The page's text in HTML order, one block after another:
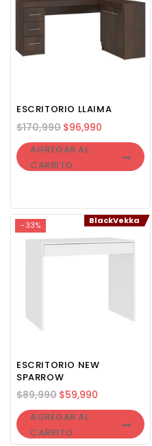
ESCRITORIO LLAIMA
$170,990 $96,990
AGREGAR AL
CARRITO
-33% BlackVekka
ESCRITORIO NEW
SPARROW
$89,990 $59,990
AGREGAR AL
CARRITO